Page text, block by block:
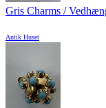
Gris Charms /
Antik Huset